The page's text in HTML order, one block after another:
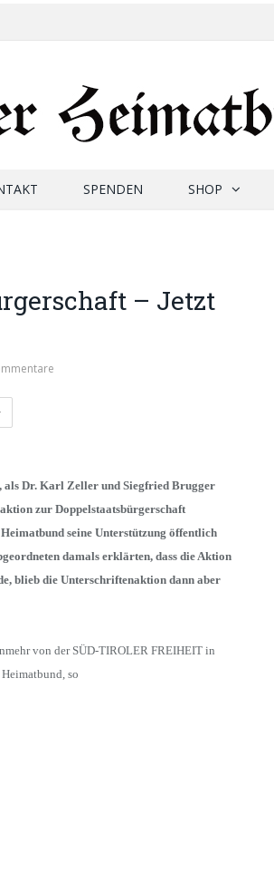
SPENDEN SHOP
– Jetzt
als Dr. Karl Zeller und Siegfried Brugger
zur Doppelstaatsbürgerschaft
seine Unterstützung öffentlich
damals erklärten, dass die Aktion
blieb die Unterschriftenaktion dann aber
von der SÜD-TIROLER FREIHEIT in
so